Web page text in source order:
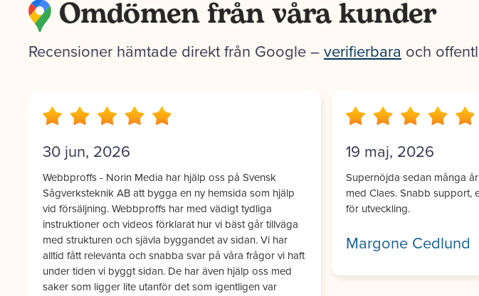
Omdömen från våra kunder
Recensioner hämtade direkt från Google –verifierbara och
19 maj, 2026
Supernöjda sedan många år tillbaka med samarbetet
med Claes. Snabb support, enorm kunskap och intresse
för utveckling.
Margone Cedlund
13 apr, 2026
Jag har haft nöjet att arbeta
under flera år och det har
Det jag verkligen uppskattar
som faktiskt är viktigt för
och återkoppling har alltid